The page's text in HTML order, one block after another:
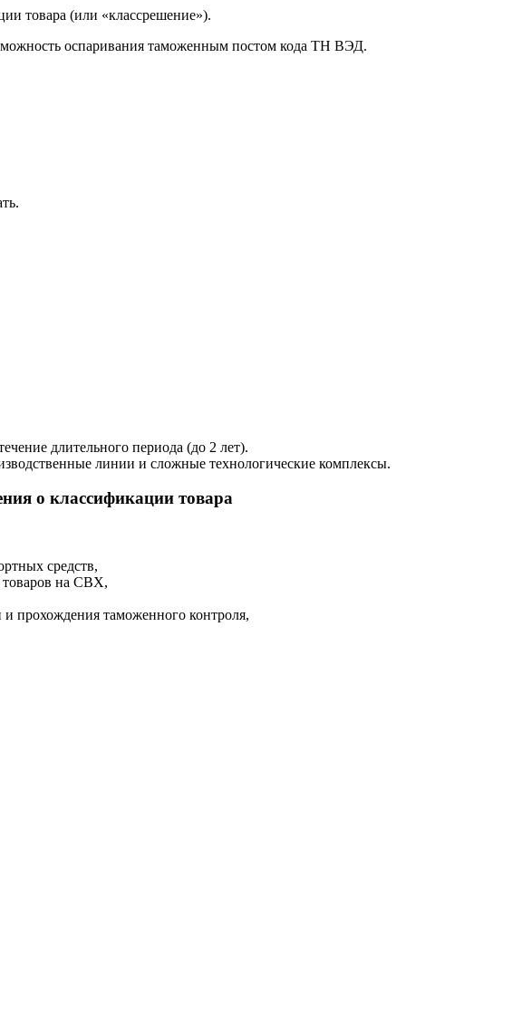
товара (или «классрешение»).
оспаривания таможенным постом кода ТН ВЭД.
длительного периода (до 2 лет).
линии и сложные технологические комплексы.
о классификации товара
средств,
товаров на СВХ,
прохождения таможенного контроля,